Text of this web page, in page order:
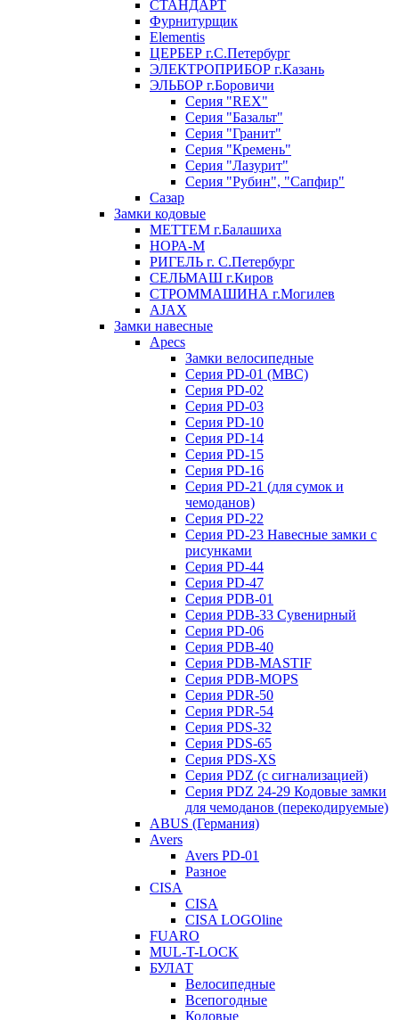
СТАНДАРТ
Фурнитурщик
Elementis
ЦЕРБЕР г.С.Петербург
ЭЛЕКТРОПРИБОР г.Казань
ЭЛЬБОР г.Боровичи
Серия "REX"
Серия "Базальт"
Серия "Гранит"
Серия "Кремень"
Серия "Лазурит"
Серия "Рубин", "Сапфир"
Сазар
Замки кодовые
МЕТТЕМ г.Балашиха
НОРА-М
РИГЕЛЬ г. С.Петербург
СЕЛЬМАШ г.Киров
СТРОММАШИНА г.Могилев
AJAX
Замки навесные
Apecs
Замки велосипедные
Серия PD-01 (МВС)
Серия PD-02
Серия PD-03
Серия PD-10
Серия PD-14
Серия PD-15
Серия PD-16
Серия PD-21 (для сумок и
чемоданов)
Серия PD-22
Серия PD-23 Навесные замки с
рисунками
Серия PD-44
Серия PD-47
Серия PDB-01
Серия PDB-33 Сувенирный
Серия PD-06
Серия PDB-40
Серия PDB-MASTIF
Серия PDB-MOPS
Серия PDR-50
Серия PDR-54
Серия PDS-32
Серия PDS-65
Серия PDS-XS
Серия PDZ (с сигнализацией)
Серия PDZ 24-29 Кодовые замки
для чемоданов (перекодируемые)
ABUS (Германия)
Avers
Avers PD-01
Разное
CISA
CISA
CISA LOGOline
FUARO
MUL-T-LOCK
БУЛАТ
Велосипедные
Всепогодные
Кодовые